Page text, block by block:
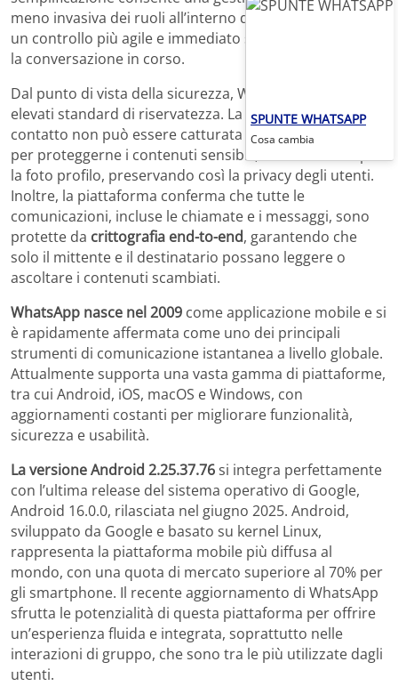
meno invasiva dei ruoli all’interno della chat, favorendo
un controllo più agile e immediato senza interrompere
la conversazione in corso.
Dal punto di vista della sicurezza, WhatsApp mantiene
elevati standard di riservatezza. La nuova pagina di
contatto non può essere catturata tramite screenshot
per proteggerne i contenuti sensibili, come ad esempio
la foto profilo, preservando così la privacy degli utenti.
Inoltre, la piattaforma conferma che tutte le
comunicazioni, incluse le chiamate e i messaggi, sono
protette da crittografia end-to-end, garantendo che
solo il mittente e il destinatario possano leggere o
ascoltare i contenuti scambiati.
WhatsApp nasce nel 2009 come applicazione mobile e si
è rapidamente affermata come uno dei principali
strumenti di comunicazione istantanea a livello globale.
Attualmente supporta una vasta gamma di piattaforme,
tra cui Android, iOS, macOS e Windows, con
aggiornamenti costanti per migliorare funzionalità,
sicurezza e usabilità.
La versione Android 2.25.37.76si integra perfettamente
con l’ultima release del sistema operativo di Google,
Android 16.0.0, rilasciata nel giugno 2025. Android,
sviluppato da Google e basato su kernel Linux,
rappresenta la piattaforma mobile più diffusa al
mondo, con una quota di mercato superiore al 70% per
gli smartphone. Il recente aggiornamento di WhatsApp
sfrutta le potenzialità di questa piattaforma per offrire
un’esperienza fluida e integrata, soprattutto nelle
interazioni di gruppo, che sono tra le più utilizzate dagli
utenti.
SPUNTE WHATSAPP
Cosa cambia